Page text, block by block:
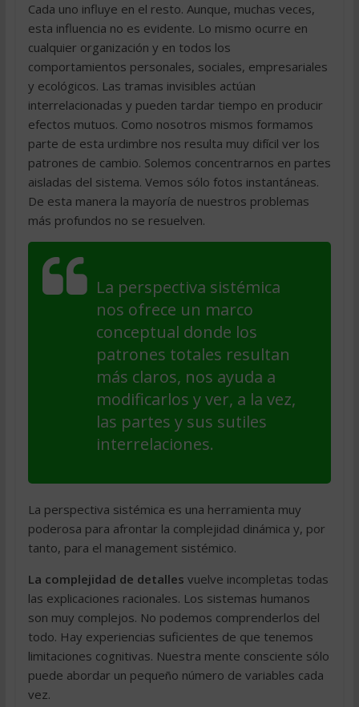
Cada uno influye en el resto. Aunque, muchas veces,
esta influencia no es evidente. Lo mismo ocurre en
cualquier organización y en todos los
comportamientos personales, sociales, empresariales
y ecológicos. Las tramas invisibles actúan
interrelacionadas y pueden tardar tiempo en producir
efectos mutuos. Como nosotros mismos formamos
parte de esta urdimbre nos resulta muy difícil ver los
patrones de cambio. Solemos concentrarnos en partes
aisladas del sistema. Vemos sólo fotos instantáneas.
De esta manera la mayoría de nuestros problemas
más profundos no se resuelven.
La perspectiva sistémica
nos ofrece un marco
conceptual donde los
patrones totales resultan
más claros, nos ayuda a
modificarlos y ver, a la vez,
las partes y sus sutiles
interrelaciones.
La perspectiva sistémica es una herramienta muy
poderosa para afrontar la complejidad dinámica y, por
tanto, para el management sistémico.
La complejidad de detalles vuelve incompletas todas
las explicaciones racionales. Los sistemas humanos
son muy complejos. No podemos comprenderlos del
todo. Hay experiencias suficientes de que tenemos
limitaciones cognitivas. Nuestra mente consciente sólo
puede abordar un pequeño número de variables cada
vez.